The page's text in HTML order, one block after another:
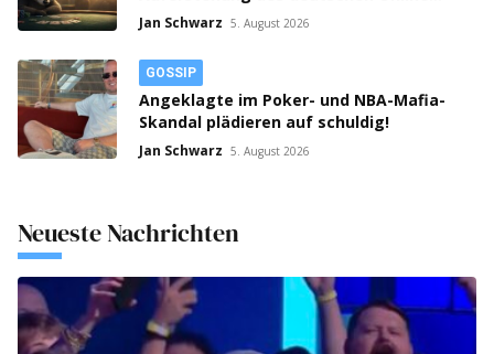
Poker Rooms?!
Jan Schwarz 5. August 2026
GOSSIP
Angeklagte im Poker- und NBA-Mafia-
Skandal plädieren auf schuldig!
Jan Schwarz 5. August 2026
Neueste Nachrichten